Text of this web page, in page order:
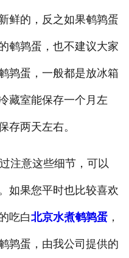
鲜的，反之如果鹌鹑蛋
鹌鹑蛋，也不建议大家
鹑蛋，一般都是放冰箱
藏室能保存一个月左
存两天左右。
注意这些细节，可以
如果您平时也比较喜欢
吃白北京水煮鹌鹑蛋，
鹑蛋，由我公司提供的